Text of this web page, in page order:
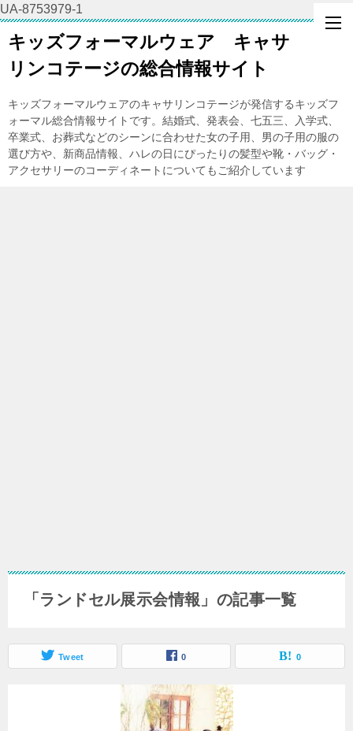
UA-8753979-1
キッズフォーマルウェア キャサ
リンコテージの総合情報サイト
キッズフォーマルウェアのキャサリンコテージが発信するキッズフ
ォーマル総合情報サイトです。結婚式、発表会、七五三、入学式、
卒業式、お葬式などのシーンに合わせた女の子用、男の子用の服の
選び方や、新商品情報、ハレの日にぴったりの髪型や靴・バッグ・
アクセサリーのコーディネートについてもご紹介しています
「ランドセル展示会情報」の記事一覧
Tweet 0 0